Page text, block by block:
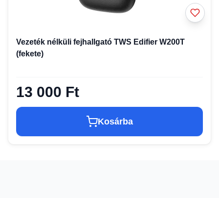
Vezeték nélküli fejhallgató TWS Edifier W200T
(fekete)
13 000 Ft
Kosárba